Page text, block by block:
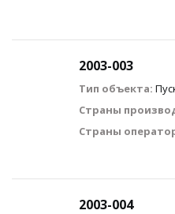
2003-003
Тип объекта:
Страны
Страны
2003-004